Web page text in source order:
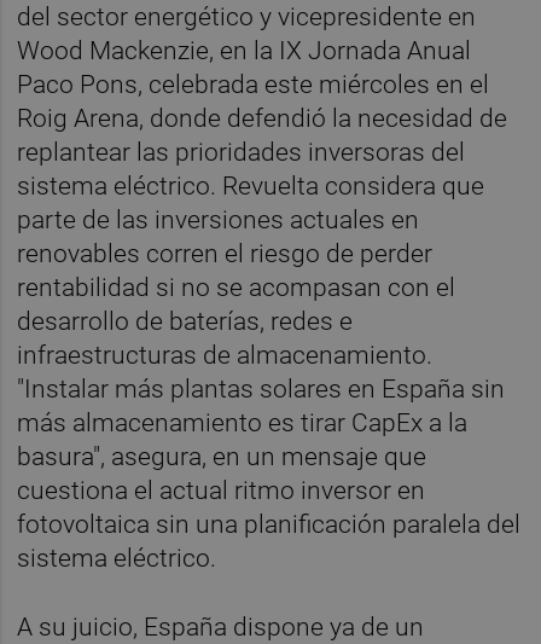
del sector energético y vicepresidente en
Wood Mackenzie, en la IX Jornada Anual
Paco Pons, celebrada este miércoles en el
Roig Arena, donde defendió la necesidad de
replantear las prioridades inversoras del
sistema eléctrico. Revuelta considera que
parte de las inversiones actuales en
renovables corren el riesgo de perder
rentabilidad si no se acompasan con el
desarrollo de baterías, redes e
infraestructuras de almacenamiento.
"Instalar más plantas solares en España sin
más almacenamiento es tirar CapEx a la
basura", asegura, en un mensaje que
cuestiona el actual ritmo inversor en
fotovoltaica sin una planificación paralela del
sistema eléctrico.
A su juicio, España dispone ya de un